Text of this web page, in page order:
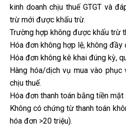
kinh doanh chịu thuế GTGT và
trừ mới được khấu trừ.
Trường hợp không được khấu trừ
Hóa đơn không hợp lệ, không đầy
Hóa đơn không kê khai đúng kỳ,
Hàng hóa/dịch vụ mua vào
chịu thuế.
Hóa đơn thanh toán bằng tiền
Không có chứng từ thanh toán
hóa đơn >20 triệu).